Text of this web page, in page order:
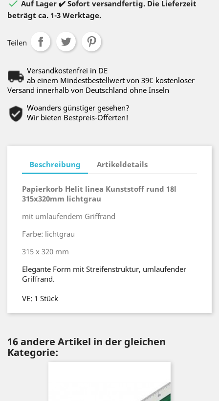
 Auf Lager ✔️ Sofort versandfertig. Die Lieferzeit
beträgt ca. 1-3 Werktage.
Teilen
Versandkostenfrei in DE
ab einem Mindestbestellwert von 39€ kostenloser
Versand innerhalb von Deutschland ohne Inseln
Woanders günstiger gesehen?
Wir bieten Bestpreis-Offerten!
Beschreibung Artikeldetails
Papierkorb Helit linea Kunststoff rund 18l
315x320mm lichtgrau
mit umlaufendem Griffrand
Farbe: lichtgrau
315 x 320 mm
Elegante Form mit Streifenstruktur, umlaufender
Griffrand.
VE: 1 Stück
16 andere Artikel in der gleichen
Kategorie: